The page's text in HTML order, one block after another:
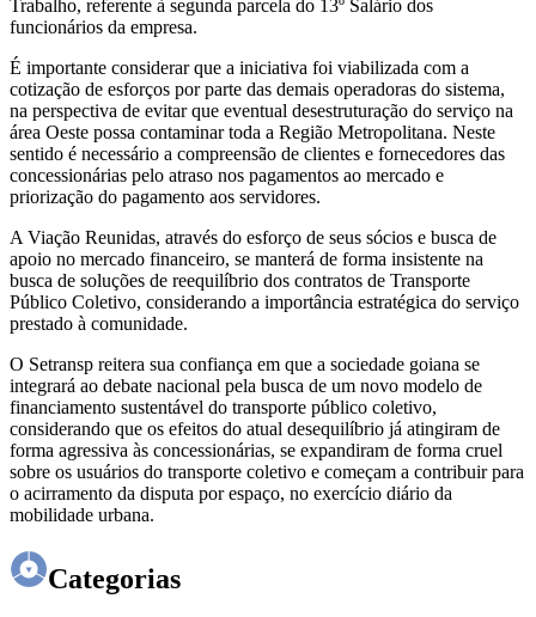
Trabalho, referente à segunda parcela do 13º Salário dos
funcionários da empresa.
É importante considerar que a iniciativa foi viabilizada com a
cotização de esforços por parte das demais operadoras do sistema,
na perspectiva de evitar que eventual desestruturação do serviço na
área Oeste possa contaminar toda a Região Metropolitana. Neste
sentido é necessário a compreensão de clientes e fornecedores das
concessionárias pelo atraso nos pagamentos ao mercado e
priorização do pagamento aos servidores.
A Viação Reunidas, através do esforço de seus sócios e busca de
apoio no mercado financeiro, se manterá de forma insistente na
busca de soluções de reequilíbrio dos contratos de Transporte
Público Coletivo, considerando a importância estratégica do serviço
prestado à comunidade.
O Setransp reitera sua confiança em que a sociedade goiana se
integrará ao debate nacional pela busca de um novo modelo de
financiamento sustentável do transporte público coletivo,
considerando que os efeitos do atual desequilíbrio já atingiram de
forma agressiva às concessionárias, se expandiram de forma cruel
sobre os usuários do transporte coletivo e começam a contribuir para
o acirramento da disputa por espaço, no exercício diário da
mobilidade urbana.
Categorias